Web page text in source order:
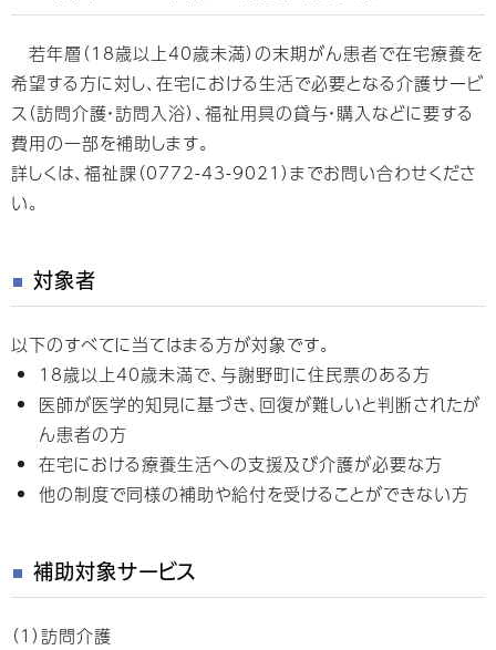
若年層（18歳以上40歳未満）の末期がん患者で在宅療養を
希望する方に対し、在宅における生活で必要となる介護サービ
ス（訪問介護・訪問入浴）、福祉用具の貸与・購入などに要する
費用の一部を補助します。
詳しくは、福祉課（0772-43-9021）までお問い合わせくださ
い。
対象者
以下のすべてに当てはまる方が対象です。
18歳以上40歳未満で、与謝野町に住民票のある方
医師が医学的知見に基づき、回復が難しいと判断されたが
ん患者の方
在宅における療養生活への支援及び介護が必要な方
他の制度で同様の補助や給付を受けることができない方
補助対象サービス
（1）訪問介護